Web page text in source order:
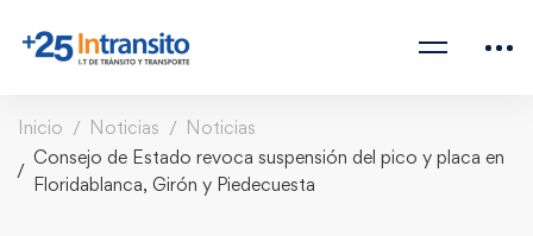
Inicio Noticias
Noticias
Consejo de Estado revoca suspensión del pico y placa en
Floridablanca, Girón y Piedecuesta